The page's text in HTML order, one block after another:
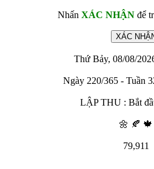
Nhấn XÁC NHẬNđể
Thứ Bảy, 08/08/
Ngày 220/365 - Tuần
LẬP THU : Bắt
🌼 🍂 🍁
79,911